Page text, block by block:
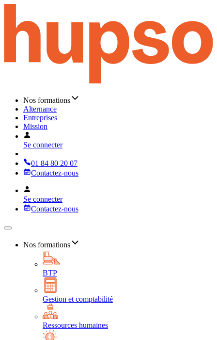
Nos formations
Alternance
Entreprises
Mission
Se connecter
01 84 80 20 07
Contactez-nous
Se connecter
Contactez-nous
Nos formations
BTP
Gestion et comptabilité
Ressources humaines